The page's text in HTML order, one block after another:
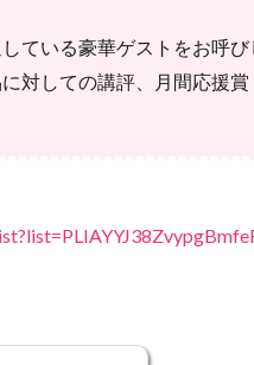
ている豪華ゲストをお呼
対しての講評、月間応援